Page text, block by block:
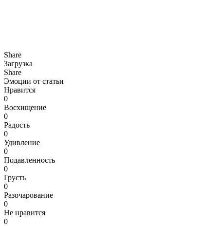
Share
Загрузка
Share
Эмоции от статьи
Нравится
0
Восхищение
0
Радость
0
Удивление
0
Подавленность
0
Грусть
0
Разочарование
0
Не нравится
0